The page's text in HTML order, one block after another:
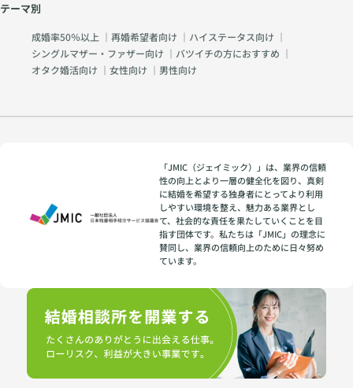
テーマ別
成婚率50％以上 ｜ 再婚希望者向け ｜ ハイステータス向け ｜
シングルマザー・ファザー向け ｜ バツイチの方におすすめ ｜
オタク婚活向け ｜ 女性向け ｜ 男性向け
「JMIC（ジェイミック）」は、業界の信頼
性の向上とより一層の健全化を図り、真剣
に結婚を希望する独身者にとってより利用
しやすい環境を整え、魅力ある業界とし
て、社会的な責任を果たしていくことを目
指す団体です。私たちは「JMIC」の理念に
賛同し、業界の信頼向上のために日々努め
ています。